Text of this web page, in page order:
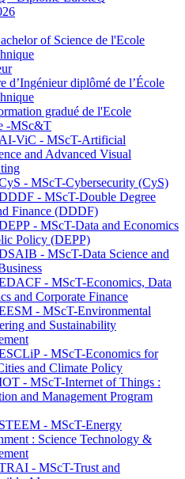
of Science de l'Ecole
d’Ingénieur diplômé de l’École
gradué de l'Ecole
-MSc&T
ViC - MScT-Artificial
and Advanced Visual
- MScT-Cybersecurity (CyS)
- MScT-Double Degree
Finance (DDDF)
- MScT-Data and Economics
Policy (DEPP)
- MScT-Data Science and
- MScT-Economics, Data
and Corporate Finance
- MScT-Environmental
and Sustainability
- MScT-Economics for
and Climate Policy
- MScT-Internet of Things :
and Management Program
- MScT-Energy
: Science Technology &
- MScT-Trust and